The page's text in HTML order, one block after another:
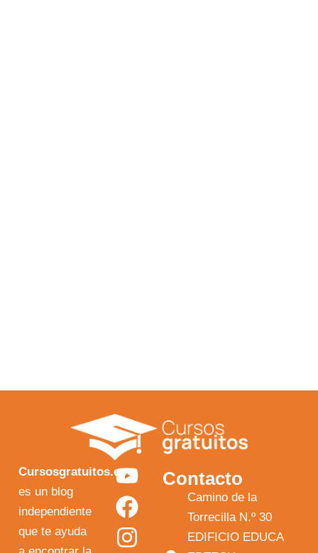
Cursosgratuitos.es
es un blog
independiente
que te ayuda
Y
o
u
t
F
a
c
e
I
n
s
t
X
-
t
w
Contacto
Camino de la
Torrecilla N.º 30
EDIFICIO EDUCA